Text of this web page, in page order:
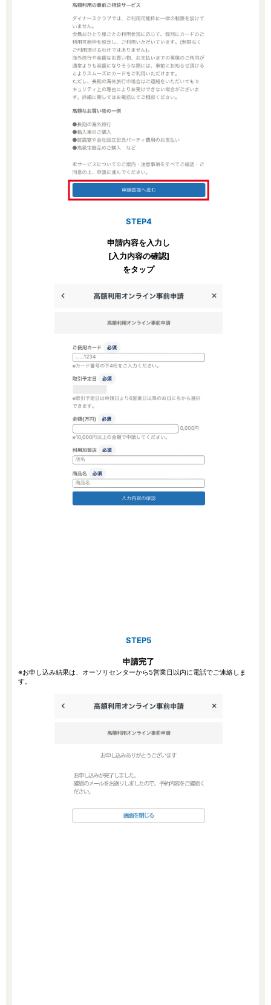
STEP4
申請内容を入力し
[入力内容の確認]
をタップ
STEP5
申請完了
※お申し込み結果は、オーソリセンターから5営業日以内に電話でご連絡しま
す。